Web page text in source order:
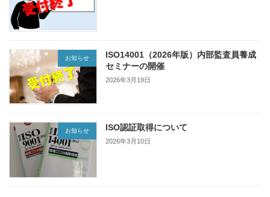
お知らせ
ISO14001（2026年版）内部監査員養成
セミナーの開催
2026年3月19日
お知らせ ISO認証取得について
2026年3月10日